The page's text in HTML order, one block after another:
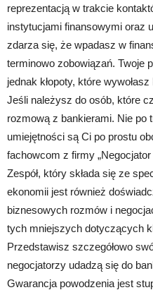
reprezentacją w trakcie
instytucjami finansowymi oraz
zdarza się, że wpadasz w
terminowo zobowiązań. Twoje
jednak kłopoty, które
Jeśli należysz do osób, które
rozmową z bankierami. Nie po
umiejętności są Ci po prostu
fachowcom z firmy „Negocjator
Zespół, który składa się ze
ekonomii jest również
biznesowych rozmów i
tych mniejszych dotyczących
Przedstawisz szczegółowo
negocjatorzy udadzą się do
Gwarancja powodzenia jest